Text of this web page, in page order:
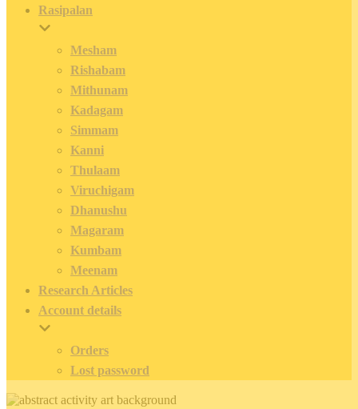
Rasipalan
Mesham
Rishabam
Mithunam
Kadagam
Simmam
Kanni
Thulaam
Viruchigam
Dhanushu
Magaram
Kumbam
Meenam
Research Articles
Account details
Orders
Lost password